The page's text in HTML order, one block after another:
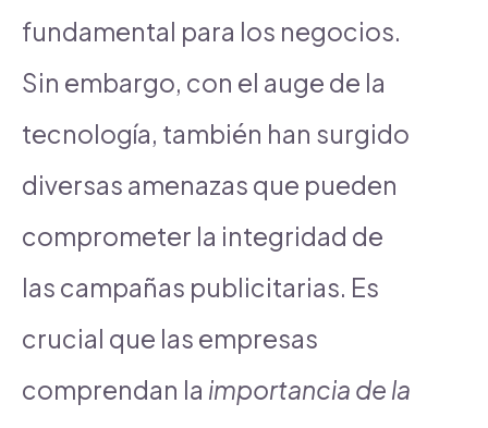
fundamental para los negocios.
Sin embargo, con el auge de la
tecnología, también han surgido
diversas amenazas que pueden
comprometer la integridad de
las campañas publicitarias. Es
crucial que las empresas
comprendan la importancia de la